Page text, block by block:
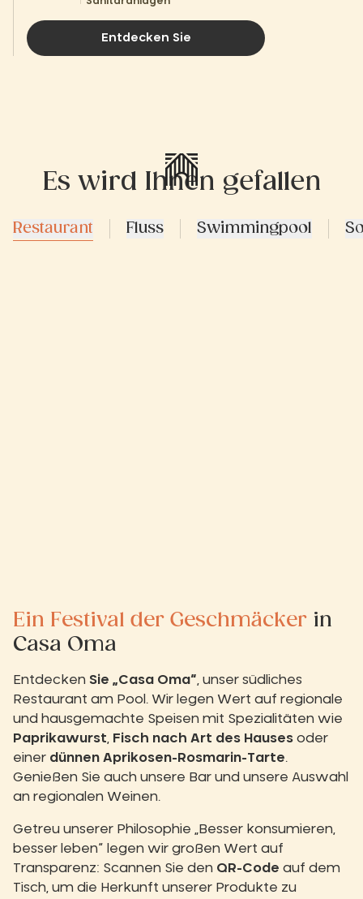
Entdecken Sie
Es wird Ihnen gefallen
Restaurant Fluss Swimmingpool
Ein Festival der Geschmäcker in
Casa Oma
Entdecken Sie „Casa Oma“ , unser südliches
Restaurant am Pool. Wir legen Wert auf regionale
und hausgemachte Speisen mit Spezialitäten wie
Paprikawurst
Fisch nach Art des Hauses oder
einer dünnen Aprikosen-Rosmarin-Tarte.
Genießen Sie auch unsere Bar und unsere Auswahl
an regionalen Weinen.
Getreu unserer Philosophie „Besser konsumieren,
besser leben“ legen wir großen Wert auf
Transparenz: Scannen Sie den QR-Code auf dem
Tisch, um die Herkunft unserer Produkte zu